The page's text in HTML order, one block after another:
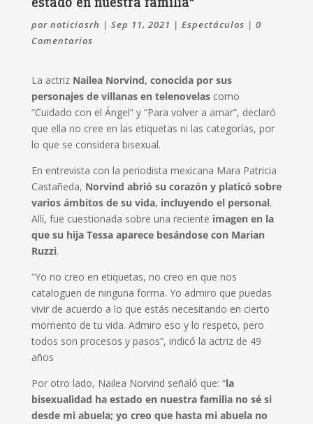
por noticiasrh | Sep 11, 2021 | Espectáculos | 0
Comentarios
La actriz Nailea Norvind, conocida por sus
personajes de villanas en telenovelascomo
“Cuidado con el Ángel” y “Para volver a amar”, declaró
que ella no cree en las etiquetas ni las categorías, por
lo que se considera bisexual.
En entrevista con la periodista mexicana Mara Patricia
Castañeda, Norvind abrió su corazón y platicó sobre
varios ámbitos de su vida, incluyendo el personal.
Allí, fue cuestionada sobre una reciente imagen en la
que su hija Tessa aparece besándose con Marian
Ruzzi.
“Yo no creo en etiquetas, no creo en que nos
cataloguen de ninguna forma. Yo admiro que puedas
vivir de acuerdo a lo que estás necesitando en cierto
momento de tu vida. Admiro eso y lo respeto, pero
todos son procesos y pasos”, indicó la actriz de 49
años
Por otro lado, Nailea Norvind señaló que: “la
bisexualidad ha estado en nuestra familia no sé si
desde mi abuela; yo creo que hasta mi abuela no